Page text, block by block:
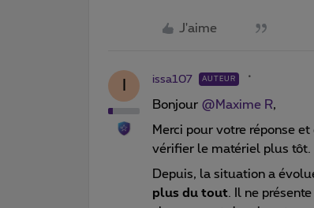
J'aime
issa107 AUTEUR
Bonjour ​ @Maxime R,
Merci pour votre réponse
vérifier le matériel plus tôt.
Depuis, la situation a
plus du tout . Il ne